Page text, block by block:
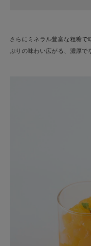
さらにミネラル豊富な粗糖で
ぷりの味わい広がる、濃厚で